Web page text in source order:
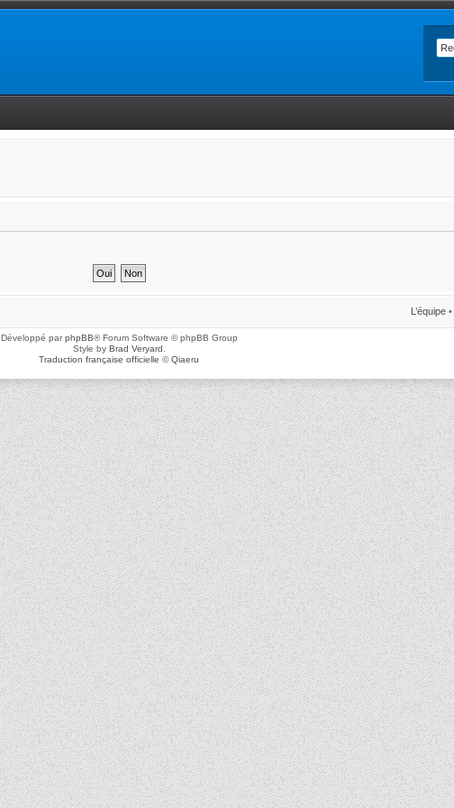
L’équipe •
Développé parphpBB® Forum Software © phpBB Group
Style by Brad Veryard
Traduction française officielle ©Qiaeru